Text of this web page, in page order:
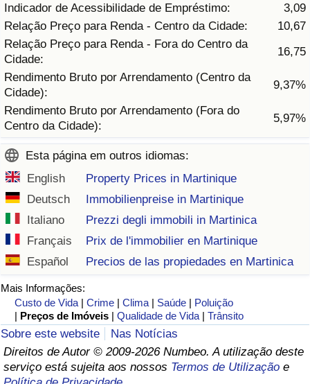
Indicador de Acessibilidade de Empréstimo:
3,09
Relação Preço para Renda - Centro da Cidade:
10,67
Relação Preço para Renda - Fora do Centro da
Cidade:
16,75
Rendimento Bruto por Arrendamento (Centro da
Cidade):
9,37%
Rendimento Bruto por Arrendamento (Fora do
Centro da Cidade):
5,97%
Esta página em outros idiomas:
English
Property Prices in Martinique
Deutsch
Immobilienpreise in Martinique
Italiano
Prezzi degli immobili in Martinica
Français
Prix de l'immobilier en Martinique
Español
Precios de las propiedades en Martinica
Mais Informações:
Custo de Vida |Crime |Clima | Saúde | Poluição
| Preços de Imóveis |Qualidade de Vida |Trânsito
Sobre este website
Nas Notícias
Direitos de Autor © 2009-2026 Numbeo. A utilização deste
serviço está sujeita aos nossos Termos de Utilização e
Indicador de Poluição por País
Trânsito
Indicador de Trânsito
Indicador de Trânsito (Atual)
Indicador de Trânsito por País